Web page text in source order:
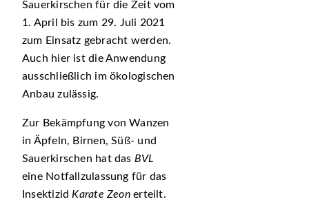
Sauerkirschen für die Zeit vom
1. April bis zum 29. Juli 2021
zum Einsatz gebracht werden.
Auch hier ist die Anwendung
ausschließlich im ökologischen
Anbau zulässig.
Zur Bekämpfung von Wanzen
in Äpfeln, Birnen, Süß- und
Sauerkirschen hat das BVL
eine Notfallzulassung für das
Insektizid Karate Zeonerteilt.